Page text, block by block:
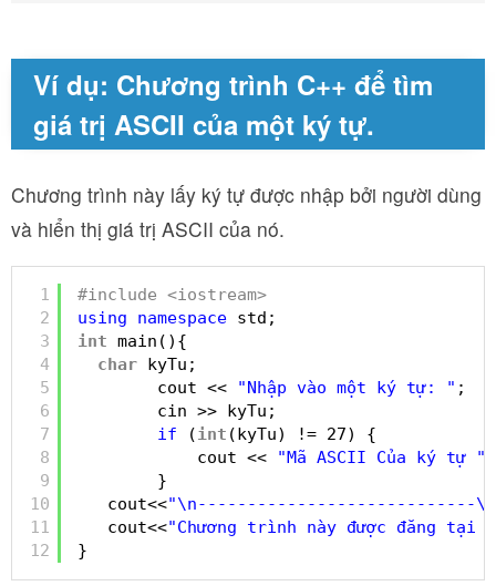
Ví dụ: Chương trình C++ để tìm
giá trị ASCII của một ký tự.
Chương trình này lấy ký tự được nhập bởi người dùng
và hiển thị giá trị ASCII của nó.
1
2
3
4
5
6
7
8
9
10
11
12
#include <iostream>
using
namespace std;
int main(){
char kyTu;
cout <<
"Nhập vào một ký tự: " ;
cin >> kyTu;
if
(int (kyTu) != 27) {
cout <<
"Mã ASCII Của ký tự "
}
cout<<"\n----------------------------
cout<<"Chương trình này được đăng tại
}